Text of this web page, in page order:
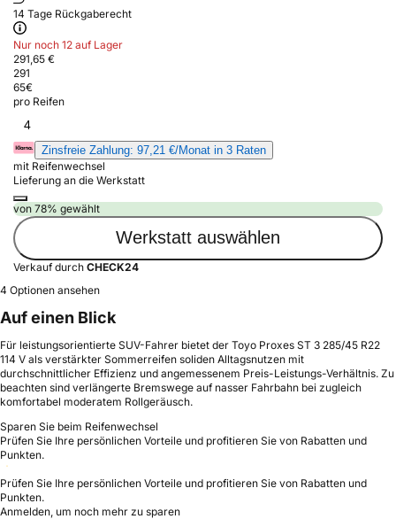
14 Tage Rückgaberecht
Nur noch 12 auf Lager
291,65 €
291
65€
pro Reifen
4
Zinsfreie Zahlung: 97,21 €/Monat in 3 Raten
mit Reifenwechsel
Lieferung an die Werkstatt
von 78% gewählt
Werkstatt auswählen
Verkauf durch CHECK24
4 Optionen ansehen
Auf einen Blick
Für leistungsorientierte SUV-Fahrer bietet der Toyo Proxes ST 3 285/45 R22
114 V als verstärkter Sommerreifen soliden Alltagsnutzen mit
durchschnittlicher Effizienz und angemessenem Preis-Leistungs-Verhältnis. Zu
beachten sind verlängerte Bremswege auf nasser Fahrbahn bei zugleich
komfortabel moderatem Rollgeräusch.
Sparen Sie beim Reifenwechsel
Prüfen Sie Ihre persönlichen Vorteile und profitieren Sie von Rabatten und
Punkten.
Prüfen Sie Ihre persönlichen Vorteile und profitieren Sie von Rabatten und
Punkten.
Anmelden, um noch mehr zu sparen